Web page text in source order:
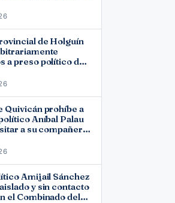
de Holguín
a preso político del
Quivicán prohíbe a
Aníbal Palau
a su compañero
Amijail Sánchez
y sin contacto
el Combinado del